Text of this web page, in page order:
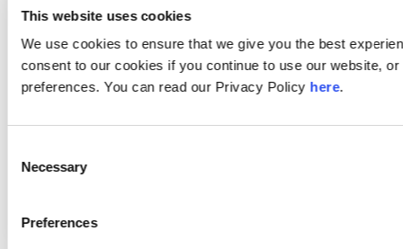
This website uses cookies
We use cookies to ensure that we give you the best
consent to our cookies if you continue to use our website,
preferences. You can read our Privacy Policy here.
Selection
Necessary
Preferences